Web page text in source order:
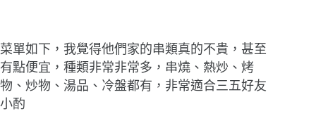
菜單如下，我覺得他們家的串類真的不貴，甚至
有點便宜，種類非常非常多，串燒、熱炒、烤
物、炒物、湯品、冷盤都有，非常適合三五好友
小酌